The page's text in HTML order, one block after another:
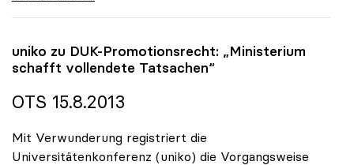
uniko zu DUK-Promotionsrecht: „Ministerium
schafft vollendete Tatsachen“
OTS 15.8.2013
Mit Verwunderung registriert die
Universitätenkonferenz (uniko) die Vorgangsweise